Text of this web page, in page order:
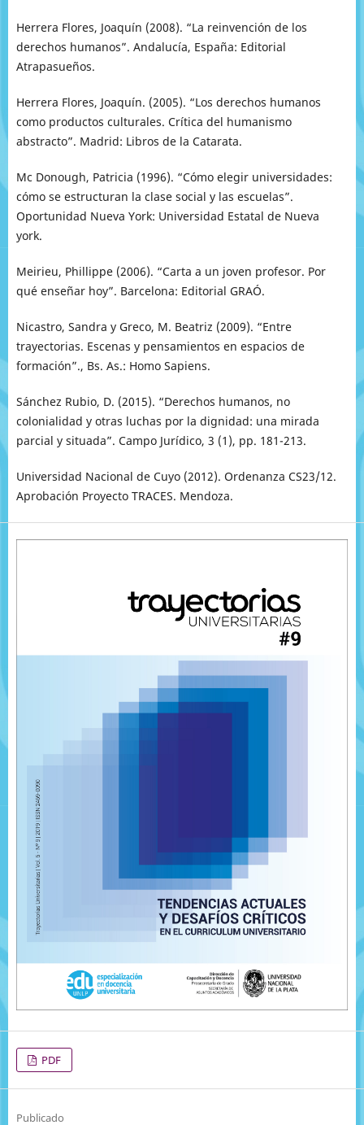
Herrera Flores, Joaquín (2008). “La reinvención de los
derechos humanos”. Andalucía, España: Editorial
Atrapasueños.
Herrera Flores, Joaquín. (2005). “Los derechos humanos
como productos culturales. Crítica del humanismo
abstracto”. Madrid: Libros de la Catarata.
Mc Donough, Patricia (1996). “Cómo elegir universidades:
cómo se estructuran la clase social y las escuelas”.
Oportunidad Nueva York: Universidad Estatal de Nueva
york.
Meirieu, Phillippe (2006). “Carta a un joven profesor. Por
qué enseñar hoy”. Barcelona: Editorial GRAÓ.
Nicastro, Sandra y Greco, M. Beatriz (2009). “Entre
trayectorias. Escenas y pensamientos en espacios de
formación”., Bs. As.: Homo Sapiens.
Sánchez Rubio, D. (2015). “Derechos humanos, no
colonialidad y otras luchas por la dignidad: una mirada
parcial y situada”. Campo Jurídico, 3 (1), pp. 181-213.
Universidad Nacional de Cuyo (2012). Ordenanza CS23/12.
Aprobación Proyecto TRACES. Mendoza.
PDF
Publicado